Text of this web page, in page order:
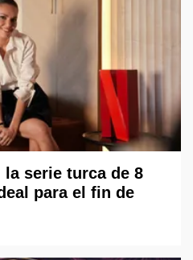
serie turca de 8
para el fin de